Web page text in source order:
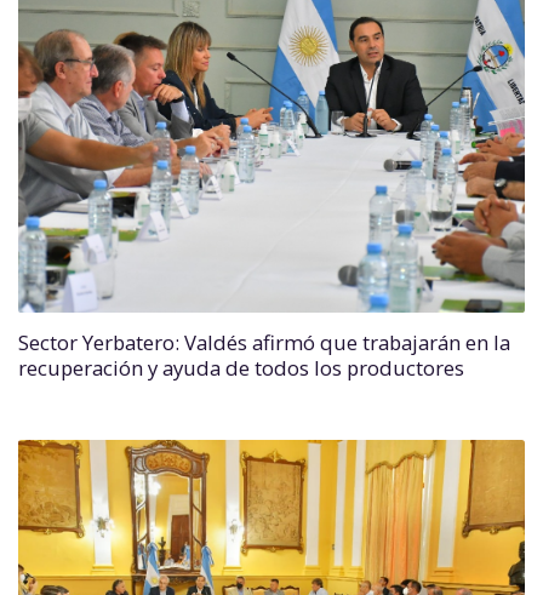
Sector Yerbatero: Valdés afirmó que trabajarán en la
recuperación y ayuda de todos los productores